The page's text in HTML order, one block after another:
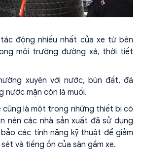
động nhiều nhất của xe từ bên
môi trường đường xá, thời tiết
xuyên với nước, bùn đất, đá
nước mặn còn là muối.
cũng là một trong những thiết bị có
nên các nhà sản xuất đã sử dụng
các tính năng kỹ thuật để giảm
và tiếng ồn của sàn gầm xe.